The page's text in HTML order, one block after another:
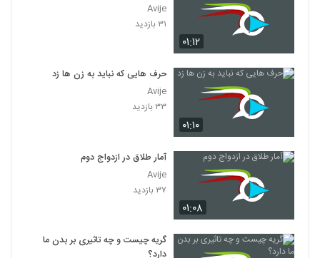
۰۱:۱۲
Avije
۳۱ بازدید
۰۱:۱۰
حرف هایی که نباید به زن ها زد
Avije
۳۳ بازدید
۰۱:۰۸
آمار طلاق در ازدواج دوم
Avije
۳۷ بازدید
گریه چیست و چه تاثیری بر بدن ما
دارد؟